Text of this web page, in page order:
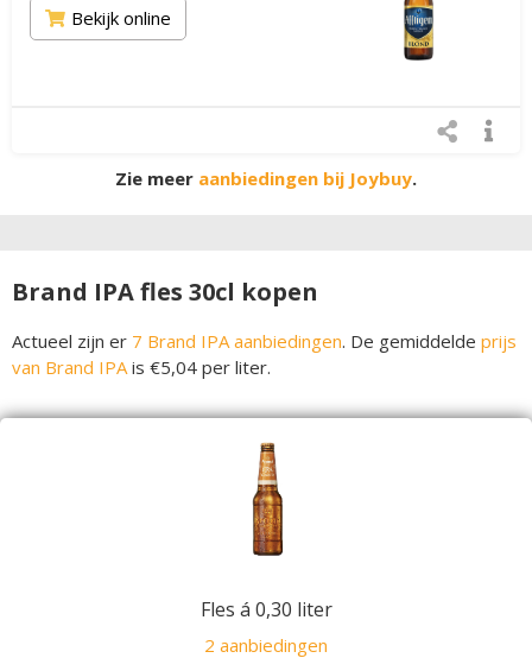
Bekijk online
Zie meer aanbiedingen bij Joybuy.
Brand IPA fles 30cl kopen
Actueel zijn er 7 Brand IPA aanbiedingen. De gemiddelde prijs
van Brand IPAis €5,04 per liter.
Fles á 0,30 liter
2 aanbiedingen